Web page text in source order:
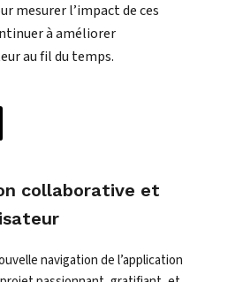
mesurer l’impact de ces
à améliorer
au fil du temps.
collaborative et
navigation de l’application